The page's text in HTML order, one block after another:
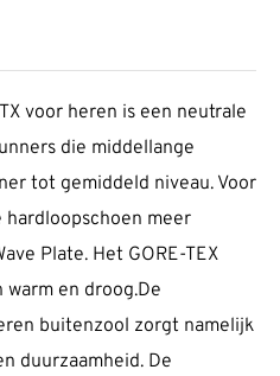
voor heren is een neutrale
die middellange
tot gemiddeld niveau. Voor
meer
Plate. Het GORE-TEX
en droog.De
buitenzool zorgt namelijk
duurzaamheid. De